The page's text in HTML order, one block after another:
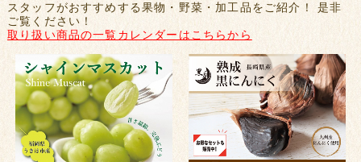
スタッフがおすすめする果物・野菜・加工品をご紹介！ 是非
ご覧ください！
取り扱い商品の一覧カレンダーはこちらから